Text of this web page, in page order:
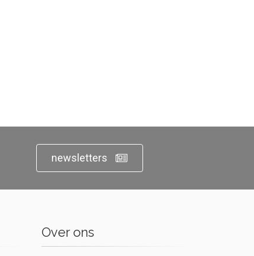
newsletters
Over ons